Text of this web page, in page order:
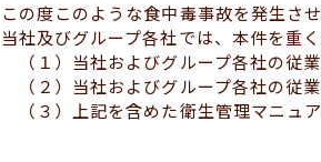
この度このような食中毒事故を発生さ
当社及びグループ各社では、本件を重
（１）当社およびグループ各社の従
（２）当社およびグループ各社の従
（３）上記を含めた衛生管理マニュ